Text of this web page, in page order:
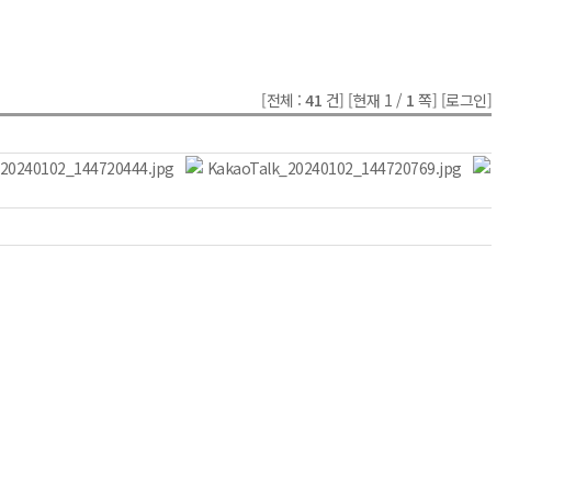
[전체 : 41 건] [현재 1 / 1 쪽] [로그인]
KakaoTalk_20240102_144720769.jpg